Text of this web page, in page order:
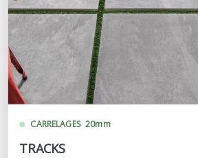
CARRELAGES 20mm
TRACKS